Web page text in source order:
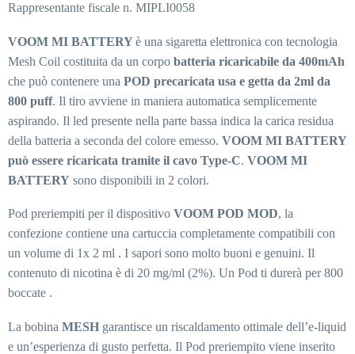
Rappresentante fiscale n. MIPLI0058
VOOM MI BATTERYè una sigaretta elettronica con tecnologia
Mesh Coil costituita da un corpo batteria ricaricabile da 400mAh
che può contenere una POD precaricata usa e getta da 2ml da
800 puff. Il tiro avviene in maniera automatica semplicemente
aspirando. Il led presente nella parte bassa indica la carica residua
della batteria a seconda del colore emesso. VOOM MI BATTERY
può essere ricaricata tramite il cavo Type-C. VOOM MI
BATTERY sono disponibili in 2 colori.
Pod preriempiti per il dispositivo VOOM POD MOD, la
confezione contiene una cartuccia completamente compatibili con
un volume di 1x 2 ml . I sapori sono molto buoni e genuini. Il
contenuto di nicotina è di 20 mg/ml (2%). Un Pod ti durerà per 800
boccate .
La bobina MESH garantisce un riscaldamento ottimale dell’e-liquid
e un’esperienza di gusto perfetta. Il Pod preriempito viene inserito